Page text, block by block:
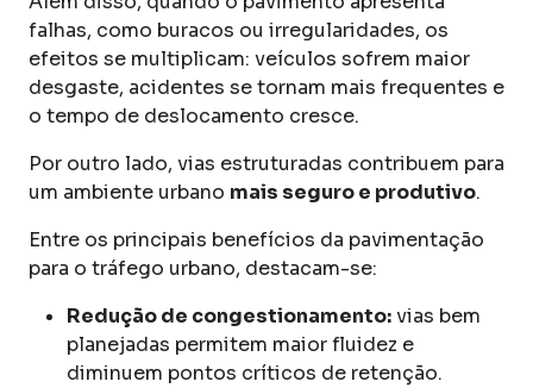
falhas, como buracos ou irregularidades, os
efeitos se multiplicam: veículos sofrem maior
desgaste, acidentes se tornam mais frequentes e
o tempo de deslocamento cresce.
Por outro lado, vias estruturadas contribuem para
um ambiente urbano mais seguro e produtivo.
Entre os principais benefícios da pavimentação
para o tráfego urbano, destacam-se:
Redução de congestionamento:vias bem
planejadas permitem maior fluidez e
diminuem pontos críticos de retenção.